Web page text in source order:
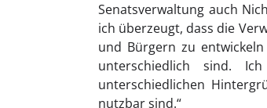
Senatsverwaltung auch
ich überzeugt, dass die
und Bürgern zu
unterschiedlich sind.
unterschiedlichen
nutzbar sind.“